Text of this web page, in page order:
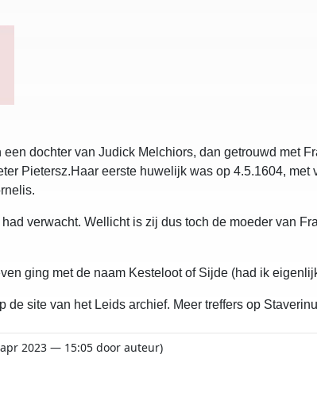
dochter van Judick Melchiors, dan getrouwd met
Pietersz.Haar eerste huwelijk was op 4.5.1604,
verwacht. Wellicht is zij dus toch de moeder van
ging met de naam Kesteloot of Sijde (had ik
site van het Leids archief. Meer treffers op
2023 — 15:05 door auteur)